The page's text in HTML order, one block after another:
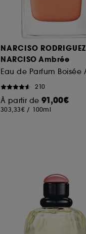
NARCISO RODRIGUEZ
NARCISO Ambrée
210
À partir de 91,00€
303,33€ / 100ml